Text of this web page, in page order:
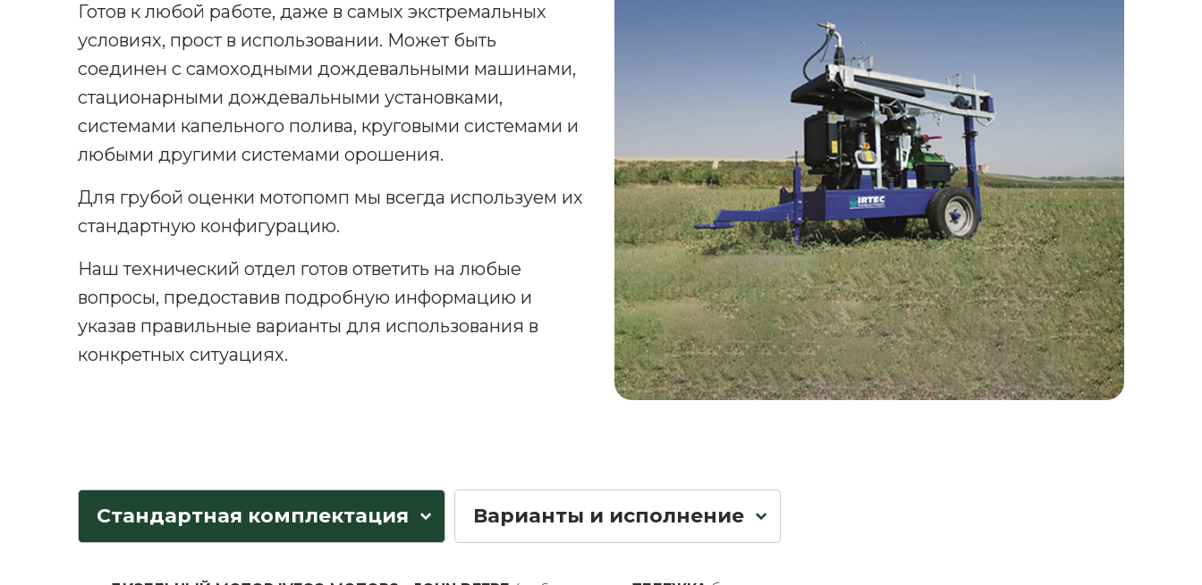
Готов к любой работе, даже в самых экстремальных
условиях, прост в использовании. Может быть
соединен с самоходными дождевальными машинами,
стационарными дождевальными установками,
системами капельного полива, круговыми системами и
любыми другими системами орошения.
Для грубой оценки мотопомп мы всегда используем их
стандартную конфигурацию.
Наш технический отдел готов ответить на любые
вопросы, предоставив подробную информацию и
указав правильные варианты для использования в
конкретных ситуациях.
Стандартная комплектация Варианты и исполнение